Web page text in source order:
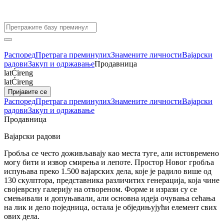
РаспоредПретрага преминулихЗнамените личностиВајарски
радовиЗакуп и одржавањеПродавница
latĆireng
latĆireng
Пријавите се
РаспоредПретрага преминулихЗнамените личностиВајарски
радовиЗакуп и одржавање
Продавница
Вајарски радови
Гробља се често доживљавају као места туге, али истовремено
могу бити и извор смирења и лепоте. Простор Новог гробља
испуњава преко 1.500 вајарских дела, које је радило више од
130 скулптора, представника различитих генерација, која чине
својеврсну галерију на отвореном. Форме и изрази су се
смењивали и допуњавали, али основна идеја очувања сећања
на лик и дело поједница, остала је обједињујући елемент свих
ових дела.